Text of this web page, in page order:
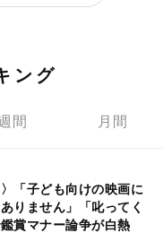
ング
間 月間
「子ども向けの映画に
りません」「叱ってく
賞マナー論争が白熱